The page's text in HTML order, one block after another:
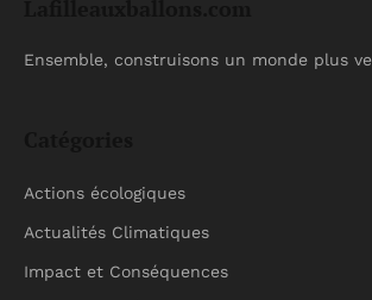
Ensemble, construisons un monde plus
Actions écologiques
Actualités Climatiques
Impact et Conséquences